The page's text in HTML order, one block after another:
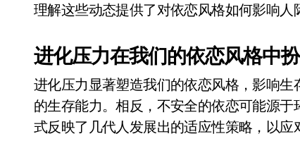
理解这些动态提供了对依恋风格如何影响人
进化压力在我们的依恋风格中
进化压力显著塑造我们的依恋风格，影响
的生存能力。相反，不安全的依恋可能源
式反映了几代人发展出的适应性策略，以应